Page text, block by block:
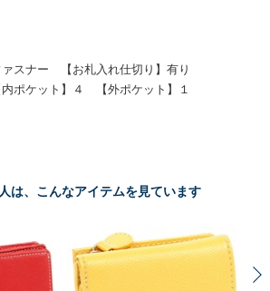
ァスナー 【お札入れ仕切り】有り
ポケット】４ 【外ポケット】１
は、こんなアイテムを見ています